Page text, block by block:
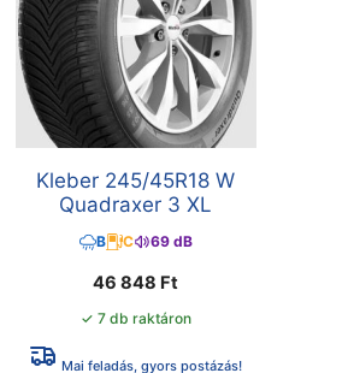
Kleber 245/45R18 W
Quadraxer 3 XL
B C 69 dB
46 848 Ft
✓ 7 db raktáron
Mai feladás, gyors postázás!